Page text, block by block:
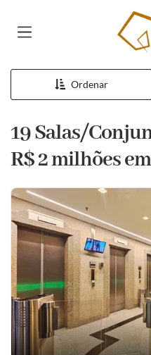
Ordenar
19 Salas/
R$ 2 milhões